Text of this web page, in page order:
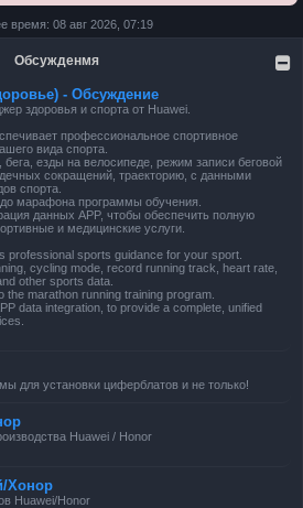
время: 08 авг 2026, 07:19
Обсужденмя
- Обсуждение
здоровья и спорта от Huawei.
профессиональное спортивное
вида спорта.
езды на велосипеде, режим записи беговой
сокращений, траекторию, с данными
спорта.
марафона программы обучения.
данных APP, чтобы обеспечить полную
и медицинские услуги.
professional sports guidance for your sport.
cycling mode, record running track, heart rate,
other sports data.
the marathon running training program.
data integration, to provide a complete, unified
для установки циферблатов и не только!
Huawei / Honor
Хонор
Huawei/Honor